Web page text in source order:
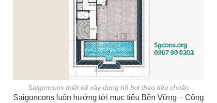
Saigoncons thiết kế xây dựng hồ bơi theo tiêu chuẩn
Saigoncons luôn hướng tới mục tiêu Bền Vững – Công